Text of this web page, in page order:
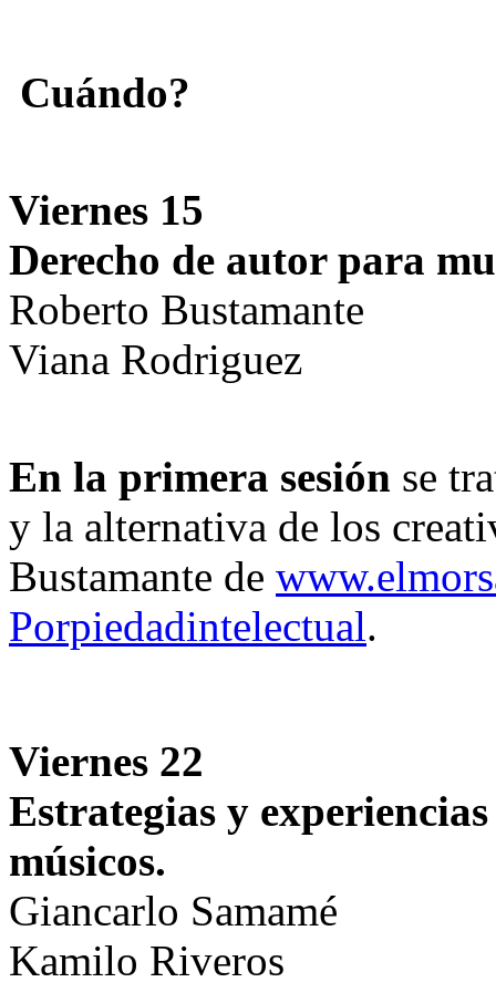
Cuándo?
Viernes 15
Derecho de autor para
Roberto Bustamante
Viana Rodriguez
En la primera sesión se
y la alternativa de los
Bustamante de
Porpiedadintelectual.
Viernes 22
Estrategias y
músicos.
Giancarlo Samamé
Kamilo Riveros